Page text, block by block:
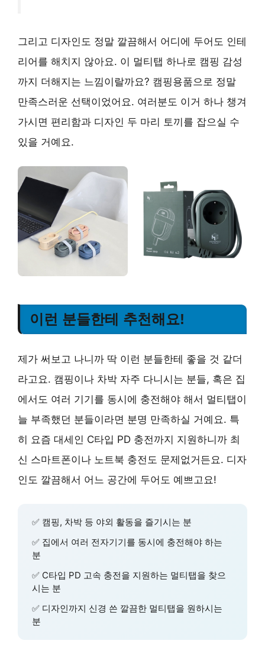
그리고 디자인도 정말 깔끔해서 어디에 두어도 인테
리어를 해치지 않아요. 이 멀티탭 하나로 캠핑 감성
까지 더해지는 느낌이랄까요? 캠핑용품으로 정말
만족스러운 선택이었어요. 여러분도 이거 하나 챙겨
가시면 편리함과 디자인 두 마리 토끼를 잡으실 수
있을 거예요.
이런 분들한테 추천해요!
제가 써보고 나니까 딱 이런 분들한테 좋을 것 같더
라고요. 캠핑이나 차박 자주 다니시는 분들, 혹은 집
에서도 여러 기기를 동시에 충전해야 해서 멀티탭이
늘 부족했던 분들이라면 분명 만족하실 거예요. 특
히 요즘 대세인 C타입 PD 충전까지 지원하니까 최
신 스마트폰이나 노트북 충전도 문제없거든요. 디자
인도 깔끔해서 어느 공간에 두어도 예쁘고요!
✅ 캠핑, 차박 등 야외 활동을 즐기시는 분
✅ 집에서 여러 전자기기를 동시에 충전해야 하는
분
✅ C타입 PD 고속 충전을 지원하는 멀티탭을 찾으
시는 분
✅ 디자인까지 신경 쓴 깔끔한 멀티탭을 원하시는
분